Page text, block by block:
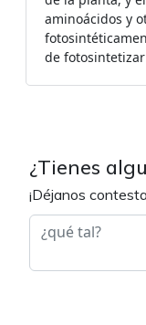
aminoácidos y
de fotosintetizar
¿Tienes
¡Déjanos